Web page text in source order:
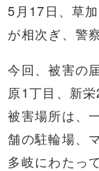
5月17日、草
が相次ぎ、警
今回、被害の
原1丁目、新
被害場所は、
舗の駐輪場、
多岐にわたっ